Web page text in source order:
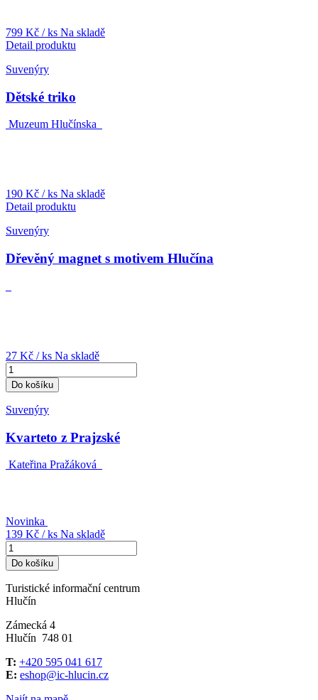
799 Kč / ks Na skladě
Detail produktu
Suvenýry
Dětské triko
Muzeum Hlučínska
190 Kč / ks Na skladě
Detail produktu
Suvenýry
Dřevěný magnet s motivem Hlučína
27 Kč / ks Na skladě
Do košíku
Suvenýry
Kvarteto z Prajzské
Kateřina Pražáková
Novinka
139 Kč / ks Na skladě
Do košíku
Turistické informační centrum
Hlučín
Zámecká 4
Hlučín 748 01
T: +420 595 041 617
E: eshop@ic-hlucin.cz